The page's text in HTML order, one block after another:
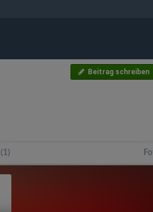
Beitrag schreiben